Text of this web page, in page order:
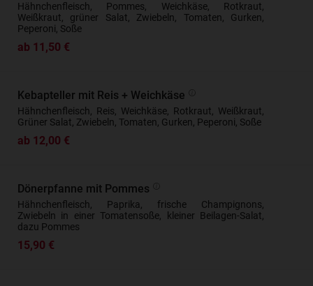
Hähnchenfleisch, Pommes, Weichkäse, Rotkraut,
Weißkraut, grüner Salat, Zwiebeln, Tomaten, Gurken,
Peperoni, Soße
ab 11,50 €
Kebapteller mit Reis + Weichkäse
Hähnchenfleisch, Reis, Weichkäse, Rotkraut, Weißkraut,
Grüner Salat, Zwiebeln, Tomaten, Gurken, Peperoni, Soße
ab 12,00 €
Dönerpfanne mit Pommes
Hähnchenfleisch, Paprika, frische Champignons,
Zwiebeln in einer Tomatensoße, kleiner Beilagen-Salat,
dazu Pommes
15,90 €